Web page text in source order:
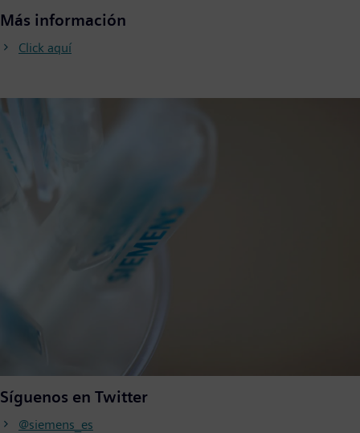
Más información
Click aquí
Síguenos en Twitter
@siemens_es